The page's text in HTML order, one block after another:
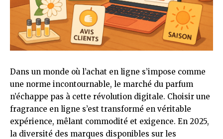
Dans un monde où l’achat en ligne s’impose comme
une norme incontournable, le marché du parfum
n’échappe pas à cette révolution digitale. Choisir une
fragrance en ligne s’est transformé en véritable
expérience, mêlant commodité et exigence. En 2025,
la diversité des marques disponibles sur les